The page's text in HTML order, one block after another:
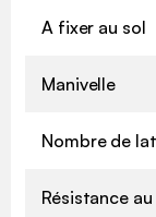
A fixer au sol
Manivelle
Nombre de
Résistance